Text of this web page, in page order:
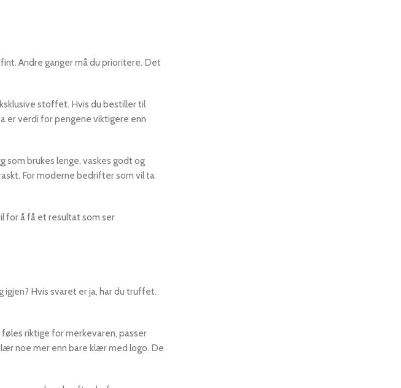
Andre ganger må du prioritere. Det
stoffet. Hvis du bestiller til
er verdi for pengene viktigere enn
som brukes lenge, vaskes godt og
For moderne bedrifter som vil ta
for å få et resultat som ser
Hvis svaret er ja, har du truffet.
riktige for merkevaren, passer
noe mer enn bare klær med logo. De